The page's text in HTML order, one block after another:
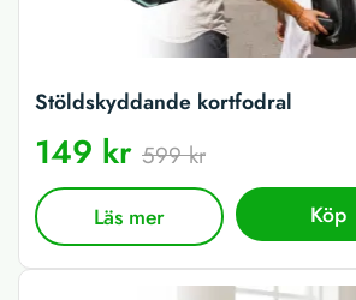
Stöldskyddande kortfodral
149 kr 599 kr
Läs mer Köp